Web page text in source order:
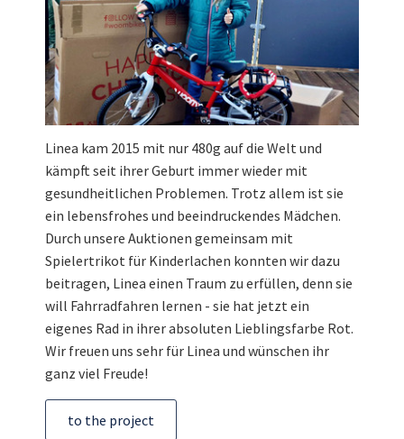
Linea kam 2015 mit nur 480g auf die Welt und
kämpft seit ihrer Geburt immer wieder mit
gesundheitlichen Problemen. Trotz allem ist sie
ein lebensfrohes und beeindruckendes Mädchen.
Durch unsere Auktionen gemeinsam mit
Spielertrikot für Kinderlachen konnten wir dazu
beitragen, Linea einen Traum zu erfüllen, denn sie
will Fahrradfahren lernen - sie hat jetzt ein
eigenes Rad in ihrer absoluten Lieblingsfarbe Rot.
Wir freuen uns sehr für Linea und wünschen ihr
ganz viel Freude!
to the project